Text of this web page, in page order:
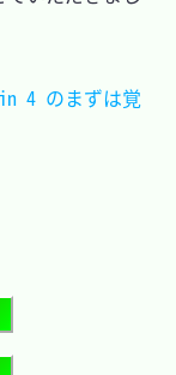
4 のまずは覚